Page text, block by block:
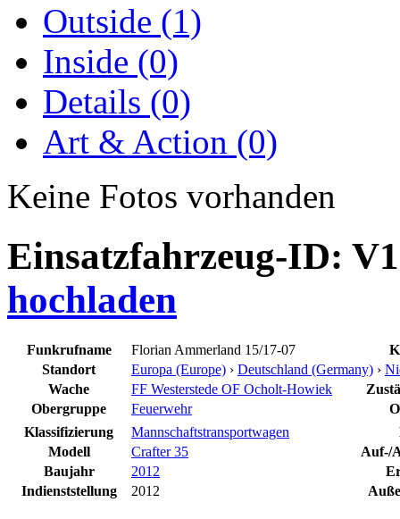
Outside (1)
Inside (0)
Details (0)
Art & Action (0)
Keine Fotos vorhanden
Einsatzfahrzeug-ID:
hochladen
Funkrufname Florian Ammerland 15/17-07
Standort
Europa (Europe) › Deutschland (Germany) ›
Wache
FF Westerstede OF Ocholt-Howiek
Obergruppe
Feuerwehr
Klassifizierung
Mannschaftstransportwagen
Modell
Crafter 35
Auf-/
Baujahr
2012
Indienststellung
2012